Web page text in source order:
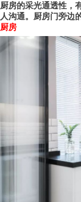
厨房的采光通透性，
人沟通。 厨房门旁边
厨房